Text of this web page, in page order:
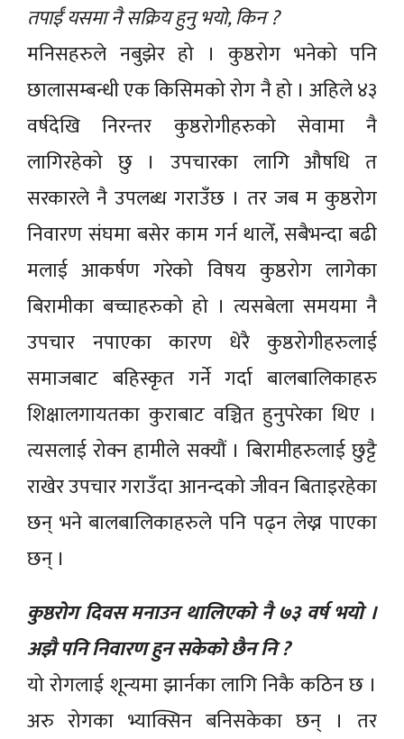
तपाईं यसमा नै सक्रिय हुनु भयो, किन ?
मनिसहरुले नबुझेर हो । कुष्ठरोग भनेको पनि
छालासम्बन्धी एक किसिमको रोग नै हो । अहिले ४३
वर्षदेखि निरन्तर कुष्ठरोगीहरुको सेवामा नै
लागिरहेको छु । उपचारका लागि औषधि त
सरकारले नै उपलब्ध गराउँछ । तर जब म कुष्ठरोग
निवारण संघमा बसेर काम गर्न थालेँ, सबैभन्दा बढी
मलाई आकर्षण गरेको विषय कुष्ठरोग लागेका
बिरामीका बच्चाहरुको हो । त्यसबेला समयमा नै
उपचार नपाएका कारण धेरै कुष्ठरोगीहरुलाई
समाजबाट बहिस्कृत गर्ने गर्दा बालबालिकाहरु
शिक्षालगायतका कुराबाट वञ्चित हुनुपरेका थिए ।
त्यसलाई रोक्न हामीले सक्यौं । बिरामीहरुलाई छुट्टै
राखेर उपचार गराउँदा आनन्दको जीवन बिताइरहेका
छन् भने बालबालिकाहरुले पनि पढ्न लेख्न पाएका
छन् ।
कुष्ठरोग दिवस मनाउन थालिएको नै ७३ वर्ष भयो ।
अझै पनि निवारण हुन सकेको छैन नि ?
यो रोगलाई शून्यमा झार्नका लागि निकै कठिन छ ।
अरु रोगका भ्याक्सिन बनिसकेका छन् । तर